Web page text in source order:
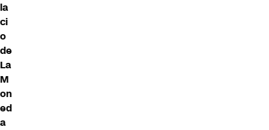
la
ci
o
de
La
M
on
ed
a